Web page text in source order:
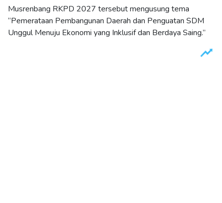
Musrenbang RKPD 2027 tersebut mengusung tema
“Pemerataan Pembangunan Daerah dan Penguatan SDM
Unggul Menuju Ekonomi yang Inklusif dan Berdaya Saing.”